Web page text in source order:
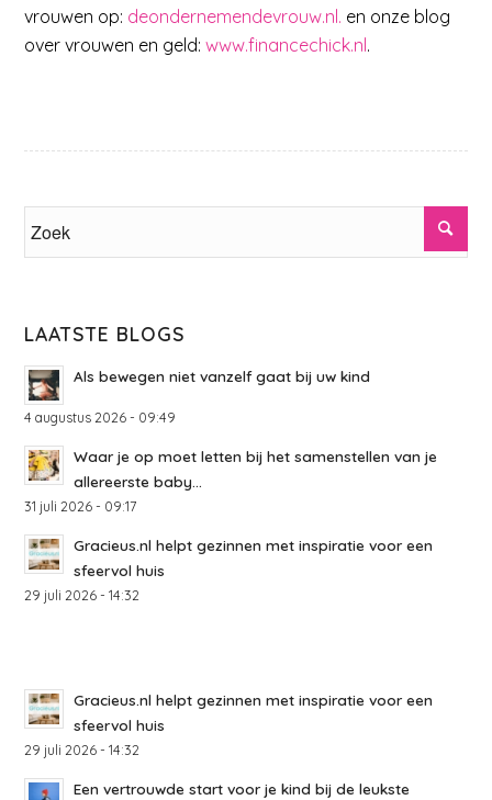
vrouwen op: deondernemendevrouw.nl. en onze blog
over vrouwen en geld:www.financechick.nl.
LAATSTE BLOGS
Als bewegen niet vanzelf gaat bij uw kind
4 augustus 2026 - 09:49
Waar je op moet letten bij het samenstellen van je
allereerste baby...
31 juli 2026 - 09:17
Gracieus.nl helpt gezinnen met inspiratie voor een
sfeervol huis
29 juli 2026 - 14:32
Gracieus.nl helpt gezinnen met inspiratie voor een
sfeervol huis
29 juli 2026 - 14:32
Een vertrouwde start voor je kind bij de leukste